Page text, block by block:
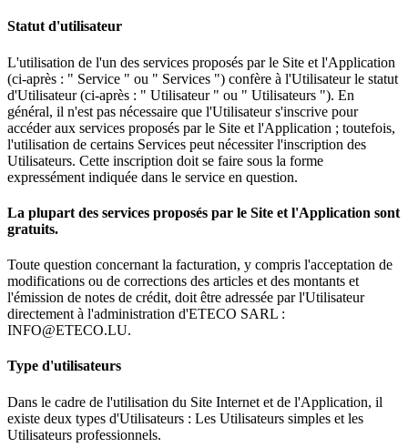
Statut d'utilisateur
L'utilisation de l'un des services proposés par le Site et l'Application
(ci-après : " Service " ou " Services ") confère à l'Utilisateur le statut
d'Utilisateur (ci-après : " Utilisateur " ou " Utilisateurs "). En
général, il n'est pas nécessaire que l'Utilisateur s'inscrive pour
accéder aux services proposés par le Site et l'Application ; toutefois,
l'utilisation de certains Services peut nécessiter l'inscription des
Utilisateurs. Cette inscription doit se faire sous la forme
expressément indiquée dans le service en question.
La plupart des services proposés par le Site et l'Application sont
gratuits.
Toute question concernant la facturation, y compris l'acceptation de
modifications ou de corrections des articles et des montants et
l'émission de notes de crédit, doit être adressée par l'Utilisateur
directement à l'administration d'ETECO SARL :
INFO@ETECO.LU.
Type d'utilisateurs
Dans le cadre de l'utilisation du Site Internet et de l'Application, il
existe deux types d'Utilisateurs : Les Utilisateurs simples et les
Utilisateurs professionnels.